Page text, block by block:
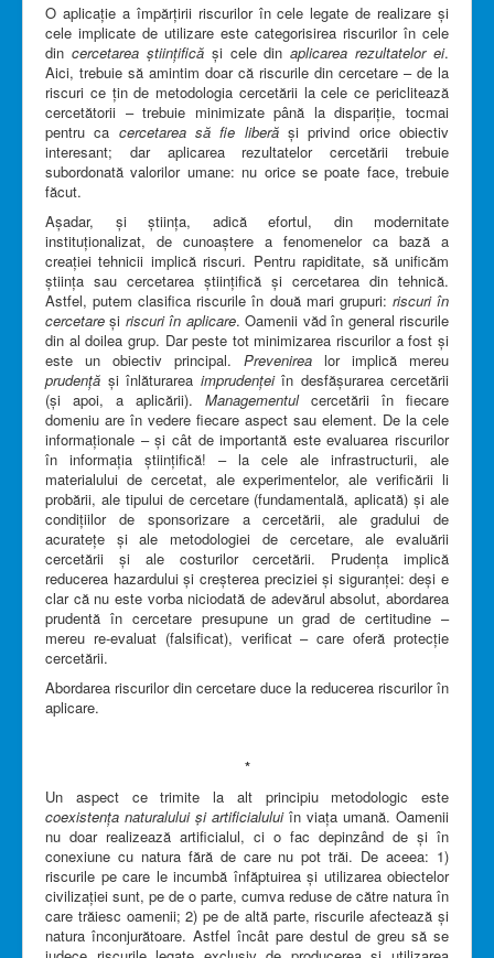
O aplicație a împărțirii riscurilor în cele legate de realizare și
cele implicate de utilizare este categorisirea riscurilor în cele
din cercetarea științifică și cele dinaplicarea rezultatelor ei.
Aici, trebuie să amintim doar că riscurile din cercetare – de la
riscuri ce țin de metodologia cercetării la cele ce periclitează
cercetătorii – trebuie minimizate până la dispariție, tocmai
pentru ca cercetarea să fie liberăși privind orice obiectiv
interesant; dar aplicarea rezultatelor cercetării trebuie
subordonată valorilor umane: nu orice se poate face, trebuie
făcut.
Așadar, și știința, adică efortul, din modernitate
instituționalizat, de cunoaștere a fenomenelor ca bază a
creației tehnicii implică riscuri. Pentru rapiditate, să unificăm
știința sau cercetarea științifică și cercetarea din tehnică.
Astfel, putem clasifica riscurile în două mari grupuri: riscuri în
cercetare și riscuri în aplicare. Oamenii văd în general riscurile
din al doilea grup. Dar peste tot minimizarea riscurilor a fost și
este un obiectiv principal. Prevenirea lor implică mereu
prudență și înlăturarea imprudențeiîn desfășurarea cercetării
(și apoi, a aplicării). Managementulcercetării în fiecare
domeniu are în vedere fiecare aspect sau element. De la cele
informaționale – și cât de importantă este evaluarea riscurilor
în informația științifică! – la cele ale infrastructurii, ale
materialului de cercetat, ale experimentelor, ale verificării li
probării, ale tipului de cercetare (fundamentală, aplicată) și ale
condițiilor de sponsorizare a cercetării, ale gradului de
acuratețe și ale metodologiei de cercetare, ale evaluării
cercetării și ale costurilor cercetării. Prudența implică
reducerea hazardului și creșterea preciziei și siguranței: deși e
clar că nu este vorba niciodată de adevărul absolut, abordarea
prudentă în cercetare presupune un grad de certitudine –
mereu re-evaluat (falsificat), verificat – care oferă protecție
cercetării.
Abordarea riscurilor din cercetare duce la reducerea riscurilor în
aplicare.
*
Un aspect ce trimite la alt principiu metodologic este
coexistența naturalului și artificialuluiîn viața umană. Oamenii
nu doar realizează artificialul, ci o fac depinzând de și în
conexiune cu natura fără de care nu pot trăi. De aceea: 1)
riscurile pe care le incumbă înfăptuirea și utilizarea obiectelor
civilizației sunt, pe de o parte, cumva reduse de către natura în
care trăiesc oamenii; 2) pe de altă parte, riscurile afectează și
natura înconjurătoare. Astfel încât pare destul de greu să se